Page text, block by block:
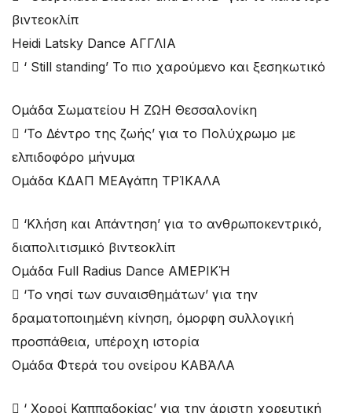
βιντεοκλίπ
Heidi Latsky Dance ΑΓΓΛΙΑ
 ‘ Still standing’ Το πιο χαρούμενο και ξεσηκωτικό
Ομάδα Σωματείου Η ΖΩΗ Θεσσαλονίκη
 ‘Το Δέντρο της ζωής’ για το Πολύχρωμο με
ελπιδοφόρο μήνυμα
Ομάδα ΚΔΑΠ ΜΕΑγάπη ΤΡΊΚΑΛΑ
 ‘Κλήση και Απάντηση’ για το ανθρωποκεντρικό,
διαπολιτισμικό βιντεοκλίπ
Ομάδα Full Radius Dance ΑΜΕΡΙΚΉ
 ‘Το νησί των συναισθημάτων’ για την
δραματοποιημένη κίνηση, όμορφη συλλογική
προσπάθεια, υπέροχη ιστορία
Ομάδα Φτερά του ονείρου ΚΑΒΆΛΑ
 ‘ Χοροί Καππαδοκίας’ για την άριστη χορευτική